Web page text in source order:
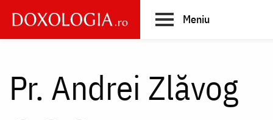
main
Meniu
Pr. Andrei Zlăvog